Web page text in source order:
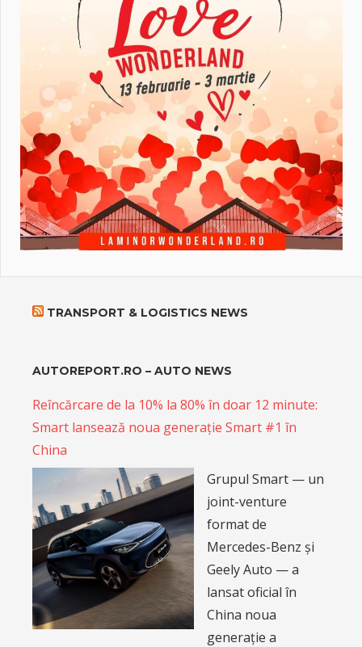
TRANSPORT & LOGISTICS NEWS
AUTOREPORT.RO – AUTO NEWS
Reîncărcare de la 10% la 80% în doar 12 minute:
Smart lansează noua generație Smart #1 în
China
Grupul Smart — un
joint-venture
format de
Mercedes-Benz și
Geely Auto — a
lansat oficial în
China noua
generație a